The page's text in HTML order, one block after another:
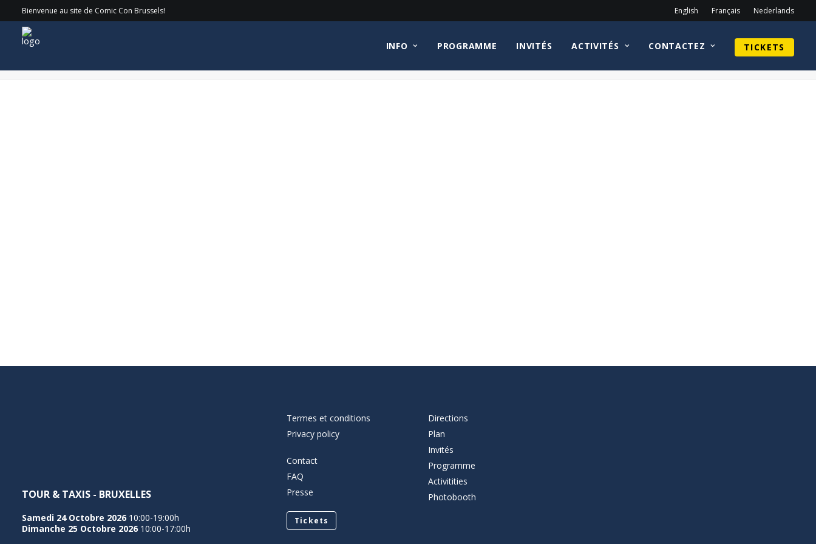
Bienvenue au site de Comic Con Brussels! English Français Nederlands
INFO PROGRAMME INVITÉS ACTIVITÉS CONTACTEZ TICKETS
CorinNemec Home homepage fr CorinNemec
TOUR & TAXIS - BRUXELLES
Samedi 24 Octobre 2026 10:00-19:00h
Dimanche 25 Octobre 2026 10:00-17:00h
Termes et conditions
Privacy policy
Contact
FAQ
Presse
Tickets
Directions
Plan
Invités
Programme
Activitities
Photobooth